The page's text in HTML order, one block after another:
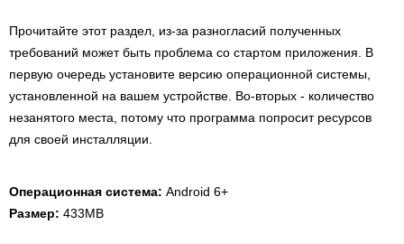
Прочитайте этот раздел, из-за разногласий полученных
требований может быть проблема со стартом приложения. В
первую очередь установите версию операционной системы,
установленной на вашем устройстве. Во-вторых - количество
незанятого места, потому что программа попросит ресурсов
для своей инсталляции.
Операционная система: Android 6+
Размер: 433MB